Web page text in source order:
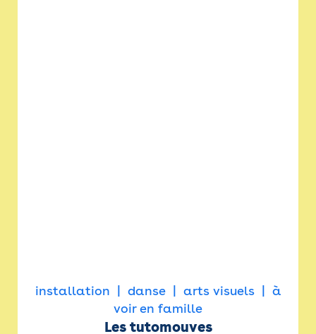
installation danse arts visuels
à
voir en famille
Les tutomouves